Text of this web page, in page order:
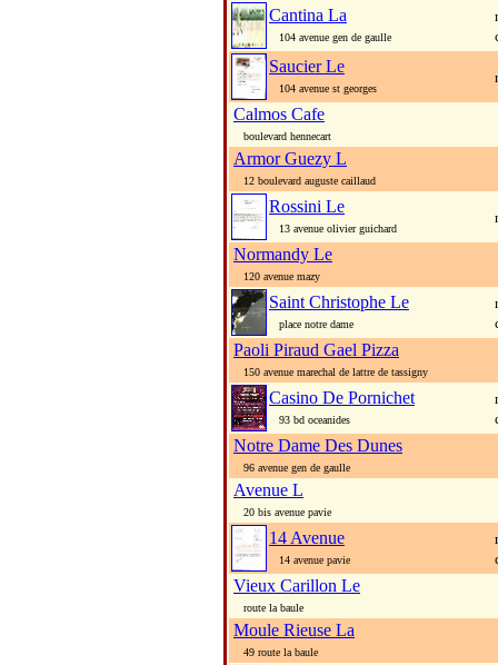
Cantina La
104 avenue gen de gaulle
Saucier Le
104 avenue st georges
Calmos Cafe
boulevard hennecart
Armor Guezy L
12 boulevard auguste caillaud
Rossini Le
13 avenue olivier guichard
Normandy Le
120 avenue mazy
Saint Christophe Le
place notre dame
Paoli Piraud Gael Pizza
150 avenue marechal de lattre de tassigny
Casino De Pornichet
93 bd oceanides
Notre Dame Des Dunes
96 avenue gen de gaulle
Avenue L
20 bis avenue pavie
14 Avenue
14 avenue pavie
Vieux Carillon Le
route la baule
Moule Rieuse La
49 route la baule